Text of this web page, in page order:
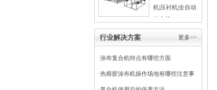
机|压衬机|全自动
粘合机
更多>>
行业解决方案
·涂布复合机特点有哪些方面
·热熔胶涂布机操作场地有哪些注意事